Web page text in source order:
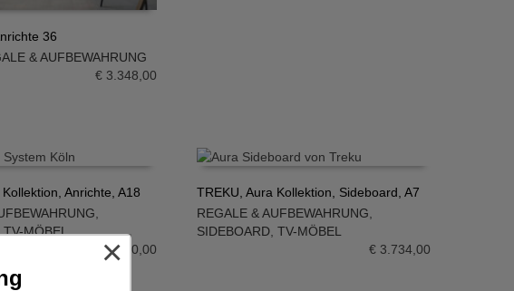
36
& AUFBEWAHRUNG
€3.348,00
Anrichte, A18
TV-MÖBEL
3.650,00
IN DEN WARENKORB
TREKU, Aura Kollektion, Sideboard, A7
REGALE & AUFBEWAHRUNG
SIDEBOARD ,TV-MÖBEL
€ 3.734,00
×